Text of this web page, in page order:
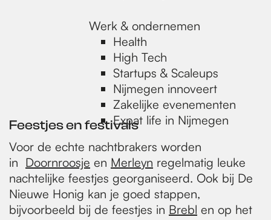
Werk & ondernemen
Health
High Tech
Startups & Scaleups
Nijmegen innoveert
Zakelijke evenementen
Expat life in Nijmegen
Feestjes en festivals
Voor de echte nachtbrakers worden
in Doornroosje en Merleyn regelmatig leuke
nachtelijke feestjes georganiseerd. Ook bij De
Nieuwe Honig kan je goed stappen,
bijvoorbeeld bij de feestjes in Brebl en op het